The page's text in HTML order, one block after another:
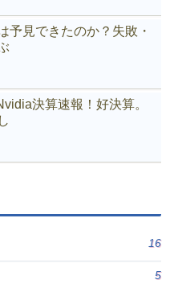
予見できたのか？失敗・
決算速報！好決算。
16
5